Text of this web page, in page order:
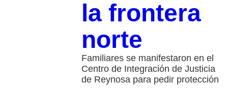
la frontera
norte
Familiares se manifestaron en el
Centro de Integración de Justicia
de Reynosa para pedir protección